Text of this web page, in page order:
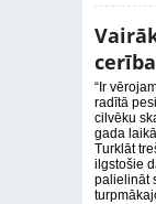
“Ir
radītā
cilvēku
gada
Turklāt
ilgstošie
palielināt